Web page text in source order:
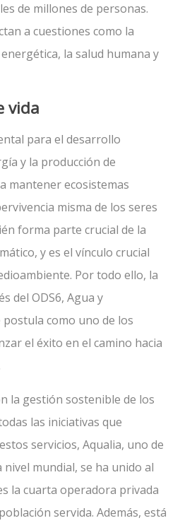
de millones de personas.
a cuestiones como la
la salud humana y
vida
para el desarrollo
y la producción de
mantener ecosistemas
misma de los seres
forma parte crucial de la
y es el vínculo crucial
Por todo ello, la
del ODS6, Agua y
como uno de los
el éxito en el camino hacia
la gestión sostenible de los
las iniciativas que
servicios, Aqualia, uno de
mundial, se ha unido al
la cuarta operadora privada
servida. Además, está